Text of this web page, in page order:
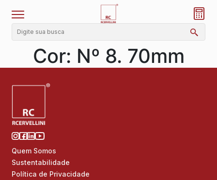
Cor: Nº 8. 70mm
Quem Somos
Sustentabilidade
Política de Privacidade